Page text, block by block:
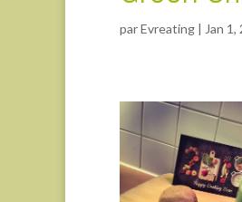
parEvreating | Jan 1,